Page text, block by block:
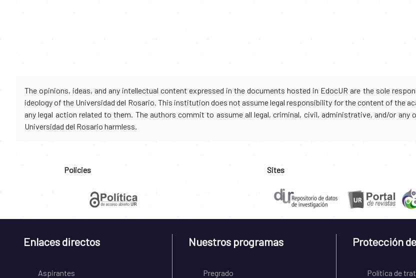
The opinions, ideas, and any intellectual content expressed in the documents hosted in EdocUR are the sole
ideology of the Universidad del Rosario. This institution does not assume legal responsibility for the content of the
any legal action related to them. The authors commit to assume all legal, criminal, civil, administrative, and/or
Universidad del Rosario harmless.
Policies Sites
Enlaces directos
Aspirantes
Nuestros programas
Pregrado
Protección
Política de